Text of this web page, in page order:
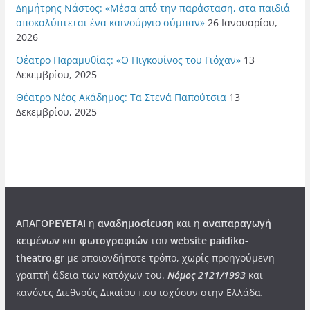
Δημήτρης Νάστος: «Μέσα από την παράσταση, στα παιδιά
αποκαλύπτεται ένα καινούργιο σύμπαν» 26 Ιανουαρίου,
2026
Θέατρο Παραμυθίας: «Ο Πιγκουίνος του Γιόχαν» 13
Δεκεμβρίου, 2025
Θέατρο Νέος Ακάδημος: Τα Στενά Παπούτσια 13
Δεκεμβρίου, 2025
ΑΠΑΓΟΡΕΥΕΤΑΙ η αναδημοσίευση και η αναπαραγωγή
κειμένωνκαι φωτογραφιώντου website paidiko-
theatro.grμε οποιονδήποτε τρόπο, χωρίς προηγούμενη
γραπτή άδεια των κατόχων του. Νόμος 2121/1993και
κανόνες Διεθνούς Δικαίου που ισχύουν στην Ελλάδα.